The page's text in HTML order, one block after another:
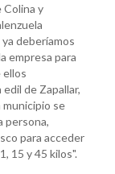
Colina y
deberíamos
empresa para
de Zapallar,
municipio se
persona,
para acceder
15 y 45 kilos".